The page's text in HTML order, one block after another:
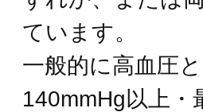
ています。
一般的に高血圧
140mmHg以上・